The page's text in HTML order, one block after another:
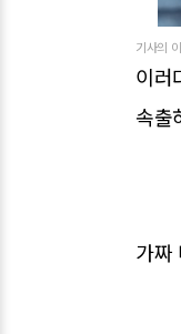
기사의
이러
속출
가짜